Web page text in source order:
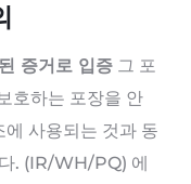
증거로 입증 그 포
호하는 포장을 안
사용되는 것과 동
. (IR/WH/PQ) 에